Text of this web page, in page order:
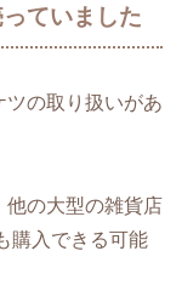
ていました
の取り扱いがあ
他の大型の雑貨店
購入できる可能